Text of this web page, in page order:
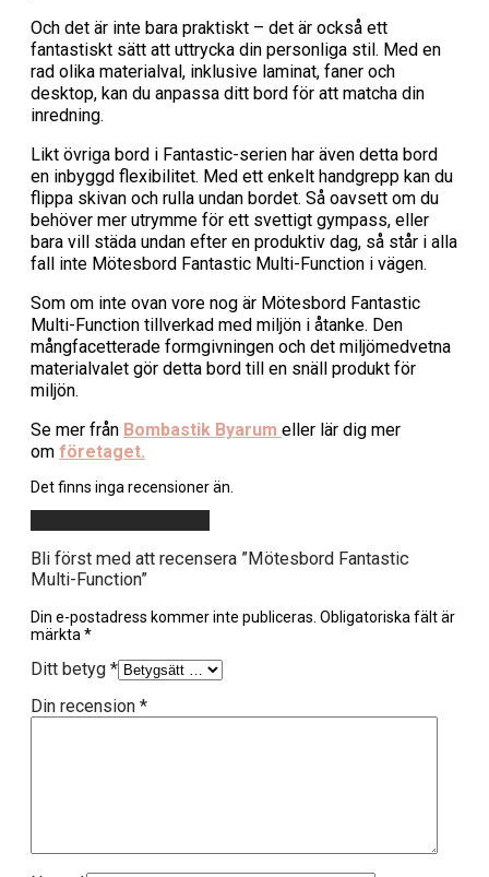
Och det är inte bara praktiskt – det är också ett
fantastiskt sätt att uttrycka din personliga stil. Med en
rad olika materialval, inklusive laminat, faner och
desktop, kan du anpassa ditt bord för att matcha din
inredning.
Likt övriga bord i Fantastic-serien har även detta bord
en inbyggd flexibilitet. Med ett enkelt handgrepp kan du
flippa skivan och rulla undan bordet. Så oavsett om du
behöver mer utrymme för ett svettigt gympass, eller
bara vill städa undan efter en produktiv dag, så står i alla
fall inte Mötesbord Fantastic Multi-Function i vägen.
Som om inte ovan vore nog är Mötesbord Fantastic
Multi-Function tillverkad med miljön i åtanke. Den
mångfacetterade formgivningen och det miljömedvetna
materialvalet gör detta bord till en snäll produkt för
miljön.
Se mer från Bombastik Byarum eller lär dig mer
om företaget.
Det finns inga recensioner än.
Bli först med att recensera ”Mötesbord Fantastic
Multi-Function”
Din e-postadress kommer inte publiceras. Obligatoriska fält är
märkta *
Ditt betyg *
Din recension *